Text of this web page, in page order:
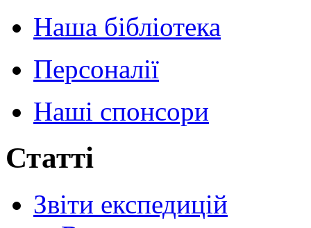
Наша бібліотека
Персоналії
Наші спонсори
Статті
Звіти експедицій